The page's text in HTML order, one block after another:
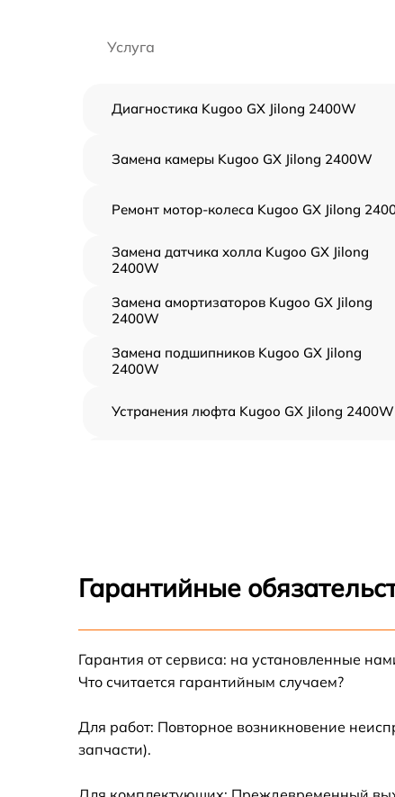
Услуга
Диагностика Kugoo GX Jilong 2400W
Замена камеры Kugoo GX Jilong 2400W
Ремонт мотор-колеса Kugoo GX Jilong
Замена датчика холла Kugoo GX Jilong
2400W
Замена амортизаторов Kugoo GX Jilong
2400W
Замена подшипников Kugoo GX Jilong
2400W
Устранения люфта Kugoo GX Jilong 2400W
Замена корпуса Kugoo GX Jilong 2400W
Kugoo GX Jilong 2400W
Гарантийные
Гарантия от сервиса: на установленные
Что считается гарантийным случаем?
Для работ: Повторное возникновение
запчасти).